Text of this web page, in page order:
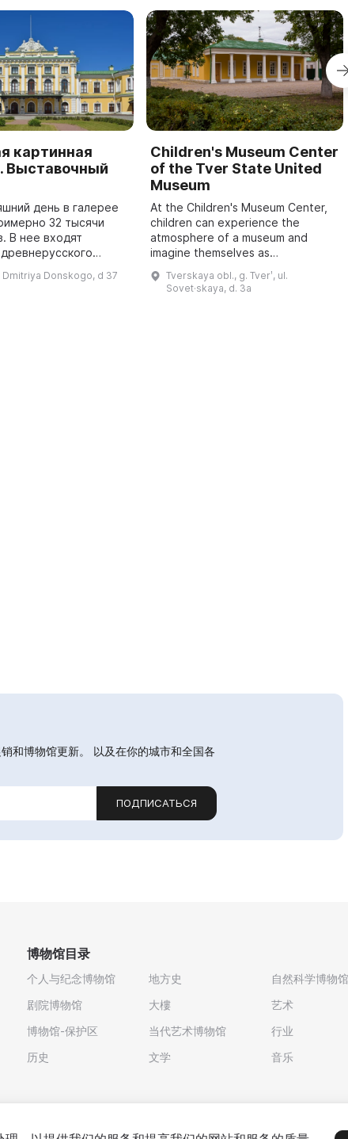
картинная
Выставочный
день в галерее
32 тысячи
В нее входят
и скульптуры
Dmitriya Donskogo, d 37
Children's Museum Center
of the Tver State United
Museum
At the Children's Museum Center,
children can experience the
atmosphere of a museum and
imagine themselves as
scholars and artists. Here children
Tverskaya obl., g. Tverʹ, ul.
Sovet·skaya, d. 3a
和博物馆更新。 以及在你的城市和全国各
ПОДПИСАТЬСЯ
博物馆目录
个人与纪念博物馆
剧院博物馆
博物馆-保护区
历史
地方史
大樓
当代艺术博物馆
文学
自然科学博物馆
艺术
行业
音乐